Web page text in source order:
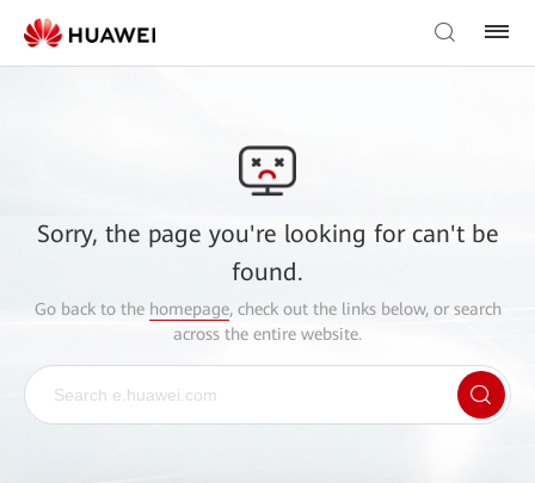
Sorry, the page you're looking for can't be
found.
Go back to the homepage, check out the links below, or search
across the entire website.